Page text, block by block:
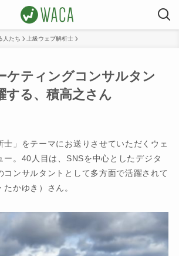
人たち 上級ウェブ解析士
ケティングコンサルタン
する、積高之さん
士」をテーマにお送りさせていただくウェ
ー。40人目は、SNSを中心としたデジタ
コンサルタントとして多方面で活躍されて
かゆき）さん。